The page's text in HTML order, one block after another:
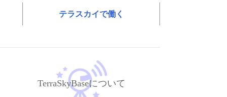
テラスカイで働く
TerraSkyBaseについて